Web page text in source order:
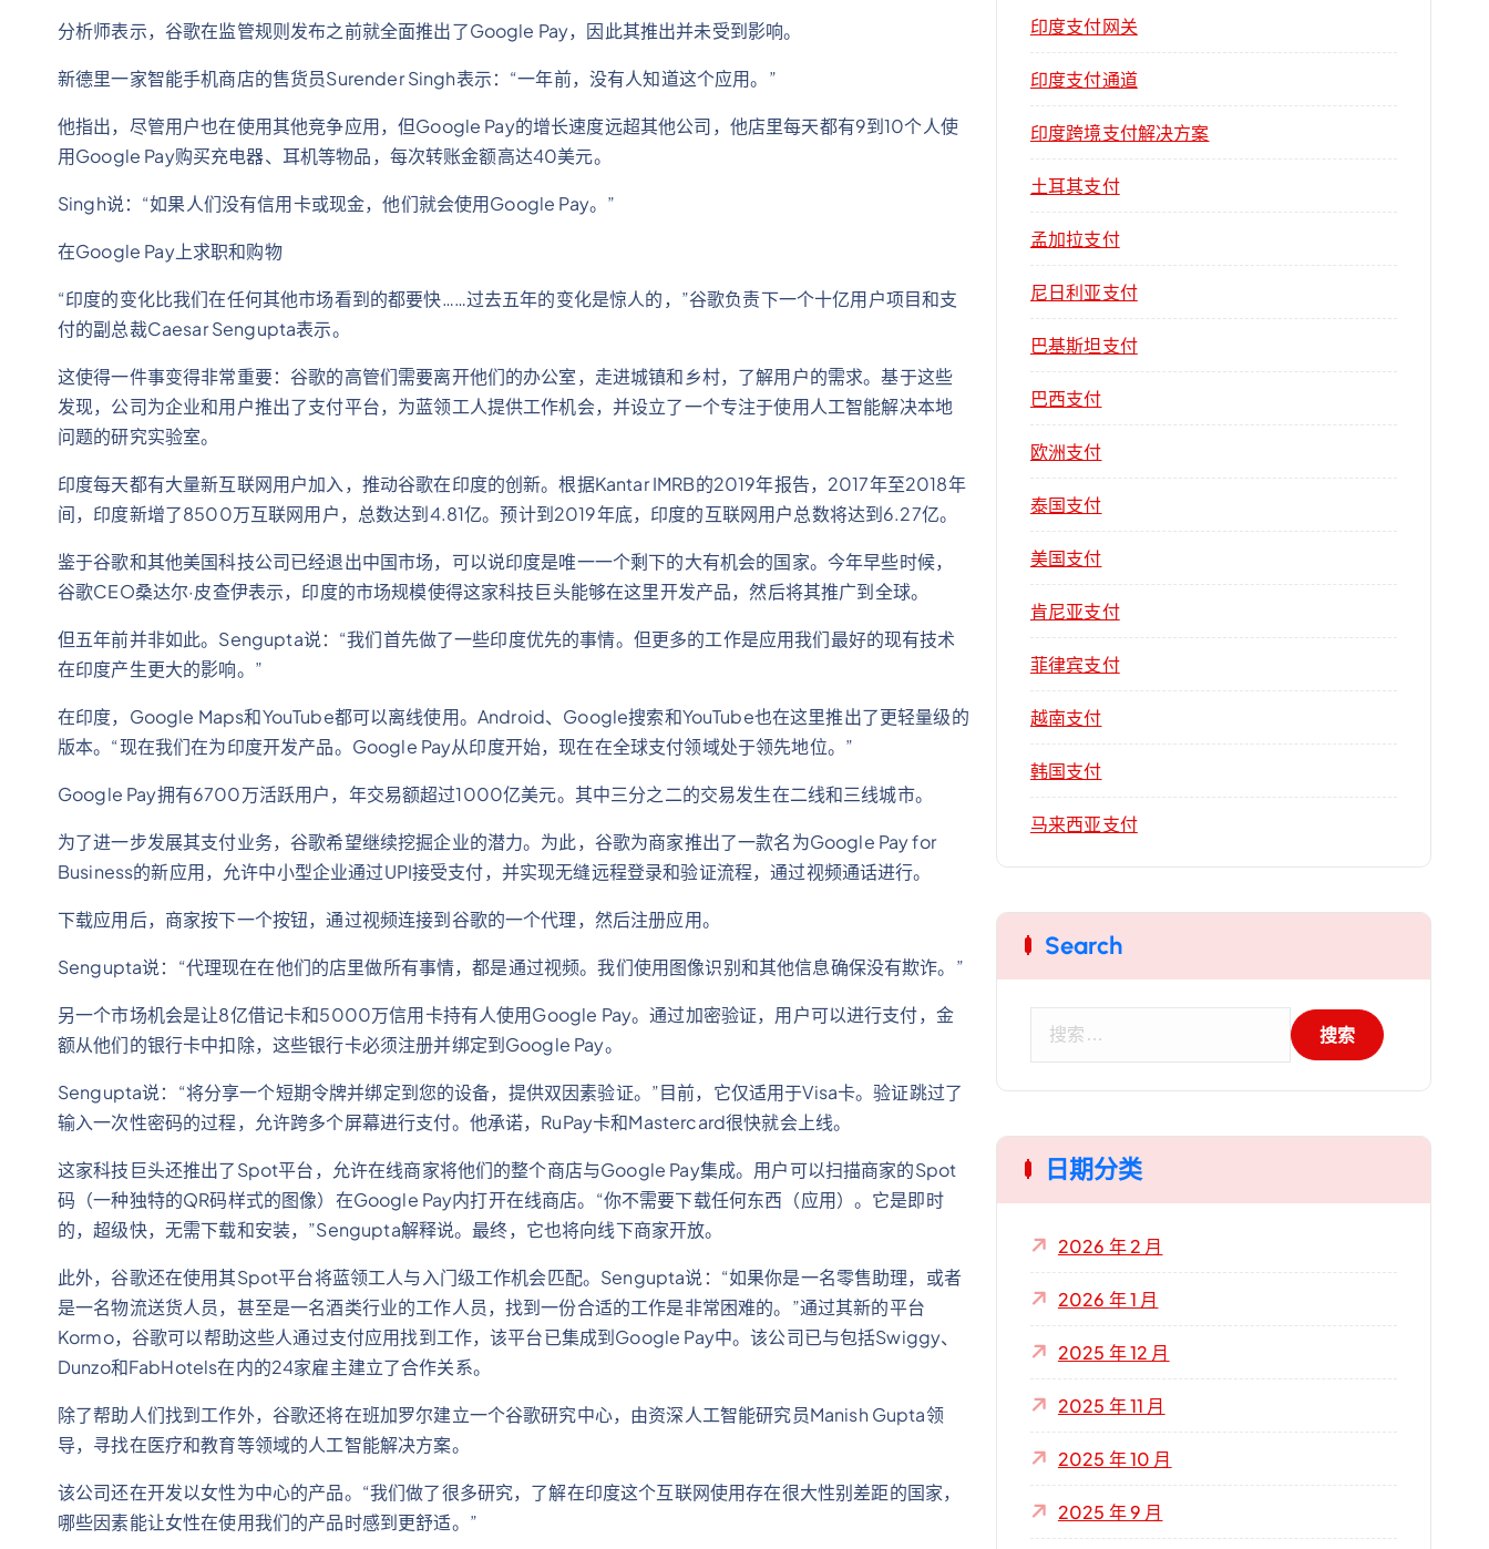
分析师表示，谷歌在监管规则发布之前就全面推出了Google Pay，因此其推出并未受到影响。
新德里一家智能手机商店的售货员Surender Singh表示：“一年前，没有人知道这个应用。”
他指出，尽管用户也在使用其他竞争应用，但Google Pay的增长速度远超其他公司，他店里每天都有9到10个人使
用Google Pay购买充电器、耳机等物品，每次转账金额高达40美元。
Singh说：“如果人们没有信用卡或现金，他们就会使用Google Pay。”
在Google Pay上求职和购物
“印度的变化比我们在任何其他市场看到的都要快……过去五年的变化是惊人的，”谷歌负责下一个十亿用户项目和支
付的副总裁Caesar Sengupta表示。
这使得一件事变得非常重要：谷歌的高管们需要离开他们的办公室，走进城镇和乡村，了解用户的需求。基于这些
发现，公司为企业和用户推出了支付平台，为蓝领工人提供工作机会，并设立了一个专注于使用人工智能解决本地
问题的研究实验室。
印度每天都有大量新互联网用户加入，推动谷歌在印度的创新。根据Kantar IMRB的2019年报告，2017年至2018年
间，印度新增了8500万互联网用户，总数达到4.81亿。预计到2019年底，印度的互联网用户总数将达到6.27亿。
鉴于谷歌和其他美国科技公司已经退出中国市场，可以说印度是唯一一个剩下的大有机会的国家。今年早些时候，
谷歌CEO桑达尔·皮查伊表示，印度的市场规模使得这家科技巨头能够在这里开发产品，然后将其推广到全球。
但五年前并非如此。Sengupta说：“我们首先做了一些印度优先的事情。但更多的工作是应用我们最好的现有技术
在印度产生更大的影响。”
在印度，Google Maps和YouTube都可以离线使用。Android、Google搜索和YouTube也在这里推出了更轻量级的
版本。“现在我们在为印度开发产品。Google Pay从印度开始，现在在全球支付领域处于领先地位。”
Google Pay拥有6700万活跃用户，年交易额超过1000亿美元。其中三分之二的交易发生在二线和三线城市。
为了进一步发展其支付业务，谷歌希望继续挖掘企业的潜力。为此，谷歌为商家推出了一款名为Google Pay for
Business的新应用，允许中小型企业通过UPI接受支付，并实现无缝远程登录和验证流程，通过视频通话进行。
下载应用后，商家按下一个按钮，通过视频连接到谷歌的一个代理，然后注册应用。
Sengupta说：“代理现在在他们的店里做所有事情，都是通过视频。我们使用图像识别和其他信息确保没有欺诈。”
另一个市场机会是让8亿借记卡和5000万信用卡持有人使用Google Pay。通过加密验证，用户可以进行支付，金
额从他们的银行卡中扣除，这些银行卡必须注册并绑定到Google Pay。
Sengupta说：“将分享一个短期令牌并绑定到您的设备，提供双因素验证。”目前，它仅适用于Visa卡。验证跳过了
输入一次性密码的过程，允许跨多个屏幕进行支付。他承诺，RuPay卡和Mastercard很快就会上线。
这家科技巨头还推出了Spot平台，允许在线商家将他们的整个商店与Google Pay集成。用户可以扫描商家的Spot
码（一种独特的QR码样式的图像）在Google Pay内打开在线商店。“你不需要下载任何东西（应用）。它是即时
的，超级快，无需下载和安装，”Sengupta解释说。最终，它也将向线下商家开放。
此外，谷歌还在使用其Spot平台将蓝领工人与入门级工作机会匹配。Sengupta说：“如果你是一名零售助理，或者
是一名物流送货人员，甚至是一名酒类行业的工作人员，找到一份合适的工作是非常困难的。”通过其新的平台
Kormo，谷歌可以帮助这些人通过支付应用找到工作，该平台已集成到Google Pay中。该公司已与包括Swiggy、
Dunzo和FabHotels在内的24家雇主建立了合作关系。
除了帮助人们找到工作外，谷歌还将在班加罗尔建立一个谷歌研究中心，由资深人工智能研究员Manish Gupta领
导，寻找在医疗和教育等领域的人工智能解决方案。
该公司还在开发以女性为中心的产品。“我们做了很多研究，了解在印度这个互联网使用存在很大性别差距的国家，
哪些因素能让女性在使用我们的产品时感到更舒适。”
印度支付网关
印度支付通道
印度跨境支付解决方案
土耳其支付
孟加拉支付
尼日利亚支付
巴基斯坦支付
巴西支付
欧洲支付
泰国支付
美国支付
肯尼亚支付
菲律宾支付
越南支付
韩国支付
马来西亚支付
Search
日期分类
2026 年 2 月
2026 年 1 月
2025 年 12 月
2025 年 11 月
2025 年 10 月
2025 年 9 月